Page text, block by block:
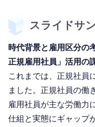
スライドサ
時代背景と雇用区分の
正規雇用社員」活用の
これまでは、正規社員
ました。正規社員の働
雇用社員が主な労働力
仕組と実態にギャップ